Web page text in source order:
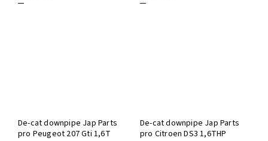
De-cat downpipe Jap Parts
pro Peugeot 207 Gti 1,6T
De-cat downpipe Jap Parts
pro Citroen DS3 1,6THP